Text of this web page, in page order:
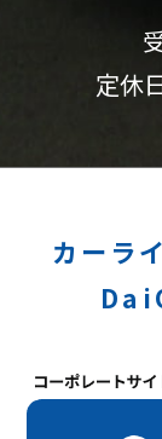
定休
カーラ